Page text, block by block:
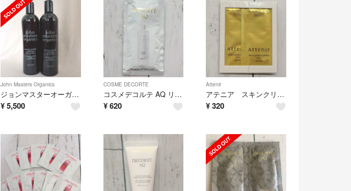
John Masters Organics
ジョンマスターオーガニック シャンプー 473ml 2本
¥5,500
COSME DECORTE
コスメデコルテ AQ リペアエッセンスシャンプー
¥ 620
Attenir
アテニア スキンクリアクレンズ 2包
¥320